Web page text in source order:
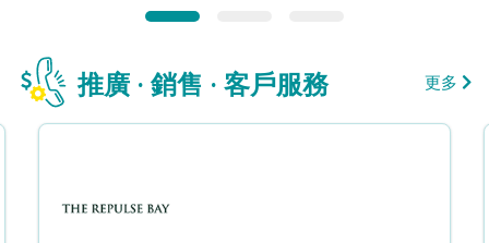
推廣 · 銷售 · 客戶服務 更多